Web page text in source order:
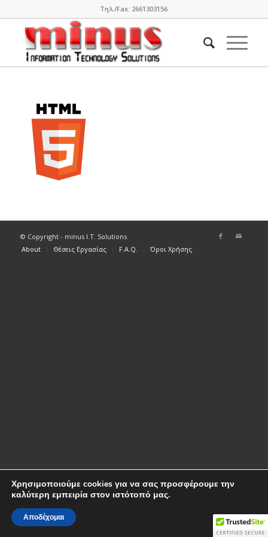
Τηλ./Fax: 2661303156
© Copyright - minus I.T. Solutions
About
Θέσεις Εργασίας F.A.Q. Όροι Χρήσης
Χρησιμοποιούμε cookies για να σας προσφέρουμε την
καλύτερη εμπειρία στον ιστότοπό μας.
Αποδέχομαι